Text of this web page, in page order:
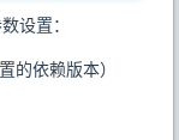
设置：
的依赖版本）